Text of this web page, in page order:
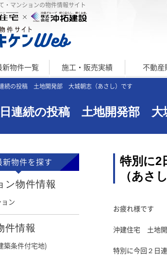
・マンションの物件情報サイト
新物件一覧 施工・販売実績 不動
続の投稿 土地開発部 大城朝志（あさし）です
連続の投稿 土地開発部 大
特別に
（あさ
お疲れ様です
沖建住宅 土地
特別に今回２日
新物件を探す
ン物件情報
ン
件情報
条件付宅地)